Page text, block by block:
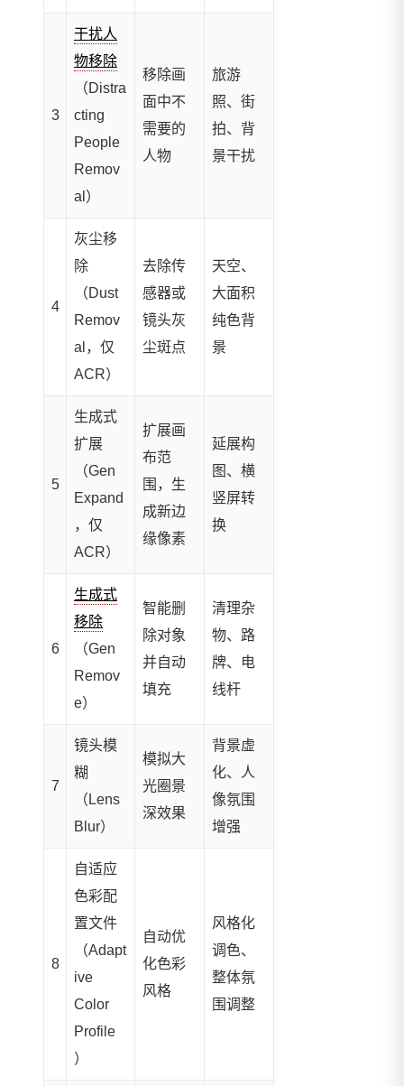
3
干扰人
物移除
（Distra
cting
People
Remov
al）
移除画
面中不
需要的
人物
旅游
照、街
拍、背
景干扰
4
灰尘移
除
（Dust
Remov
al，仅
ACR）
去除传
感器或
镜头灰
尘斑点
天空、
大面积
纯色背
景
5
生成式
扩展
（Gen
Expand
，仅
ACR）
扩展画
布范
围，生
成新边
缘像素
延展构
图、横
竖屏转
换
6
生成式
移除
（Gen
Remov
e）
智能删
除对象
并自动
填充
清理杂
物、路
牌、电
线杆
7
镜头模
糊
（Lens
Blur）
模拟大
光圈景
深效果
背景虚
化、人
像氛围
增强
8
自适应
色彩配
置文件
（Adapt
ive
Color
Profile
）
自动优
化色彩
风格
风格化
调色、
整体氛
围调整